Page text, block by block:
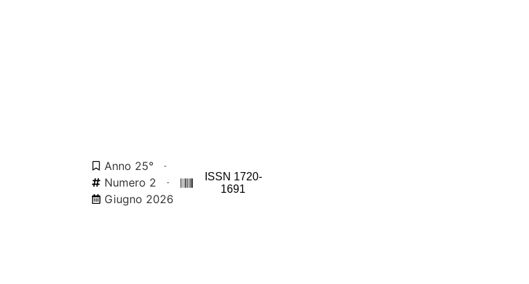
Anno 25°
Numero 2
Giugno 2026
ISSN 1720-
1691